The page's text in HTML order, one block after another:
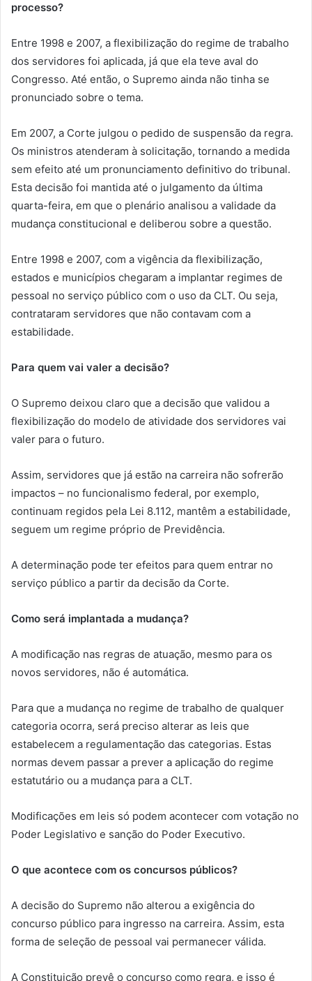
processo?
Entre 1998 e 2007, a flexibilização do regime de trabalho
dos servidores foi aplicada, já que ela teve aval do
Congresso. Até então, o Supremo ainda não tinha se
pronunciado sobre o tema.
Em 2007, a Corte julgou o pedido de suspensão da regra.
Os ministros atenderam à solicitação, tornando a medida
sem efeito até um pronunciamento definitivo do tribunal.
Esta decisão foi mantida até o julgamento da última
quarta-feira, em que o plenário analisou a validade da
mudança constitucional e deliberou sobre a questão.
Entre 1998 e 2007, com a vigência da flexibilização,
estados e municípios chegaram a implantar regimes de
pessoal no serviço público com o uso da CLT. Ou seja,
contrataram servidores que não contavam com a
estabilidade.
Para quem vai valer a decisão?
O Supremo deixou claro que a decisão que validou a
flexibilização do modelo de atividade dos servidores vai
valer para o futuro.
Assim, servidores que já estão na carreira não sofrerão
impactos – no funcionalismo federal, por exemplo,
continuam regidos pela Lei 8.112, mantêm a estabilidade,
seguem um regime próprio de Previdência.
A determinação pode ter efeitos para quem entrar no
serviço público a partir da decisão da Corte.
Como será implantada a mudança?
A modificação nas regras de atuação, mesmo para os
novos servidores, não é automática.
Para que a mudança no regime de trabalho de qualquer
categoria ocorra, será preciso alterar as leis que
estabelecem a regulamentação das categorias. Estas
normas devem passar a prever a aplicação do regime
estatutário ou a mudança para a CLT.
Modificações em leis só podem acontecer com votação no
Poder Legislativo e sanção do Poder Executivo.
O que acontece com os concursos públicos?
A decisão do Supremo não alterou a exigência do
concurso público para ingresso na carreira. Assim, esta
forma de seleção de pessoal vai permanecer válida.
A Constituição prevê o concurso como regra, e isso é